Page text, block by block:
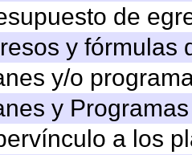
de
y fórmulas
y/o
y
a los